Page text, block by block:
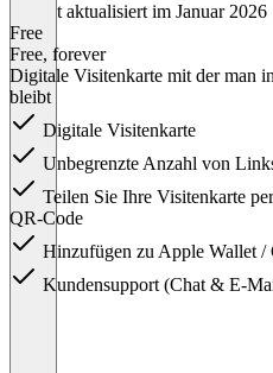
Zuletzt aktualisiert im Januar 2026
Free
Free, forever
Digitale Visitenkarte mit der man
bleibt
Digitale Visitenkarte
Unbegrenzte Anzahl von
Teilen Sie Ihre Visitenkarte
QR-Code
Hinzufügen zu Apple Wallet /
Kundensupport (Chat & E-